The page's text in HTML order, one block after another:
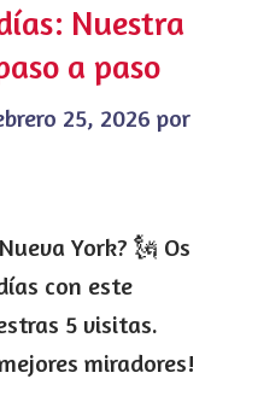
Nuestra
a paso
25, 2026 por
York? 🗽 Os
con este
5 visitas.
miradores!